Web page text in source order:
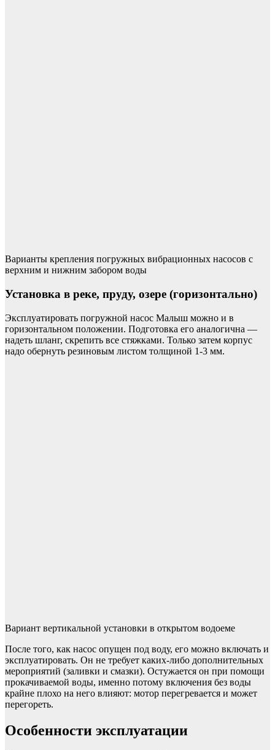
Варианты крепления погружных вибрационных насосов с
верхним и нижним забором воды
Установка в реке, пруду, озере (горизонтально)
Эксплуатировать погружной насос Малыш можно и в
горизонтальном положении. Подготовка его аналогична —
надеть шланг, скрепить все стяжками. Только затем корпус
надо обернуть резиновым листом толщиной 1-3 мм.
Вариант вертикальной установки в открытом водоеме
После того, как насос опущен под воду, его можно включать и
эксплуатировать. Он не требует каких-либо дополнительных
мероприятий (заливки и смазки). Остужается он при помощи
прокачиваемой воды, именно потому включения без воды
крайне плохо на него влияют: мотор перегревается и может
перегореть.
Особенности эксплуатации